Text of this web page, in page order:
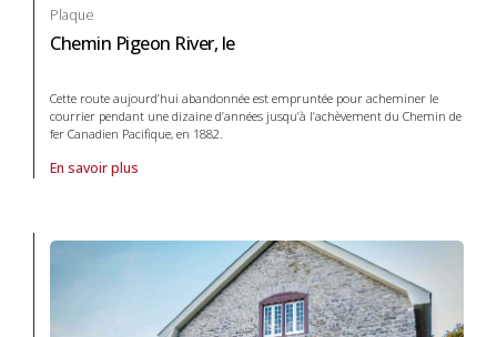
Plaque
Chemin Pigeon River, le
Cette route aujourd’hui abandonnée est empruntée pour acheminer le
courrier pendant une dizaine d’années jusqu’à l’achèvement du Chemin de
fer Canadien Pacifique, en 1882.
En savoir plus
À propos de Plaque Chemin Pigeon River, le in Systèmes de